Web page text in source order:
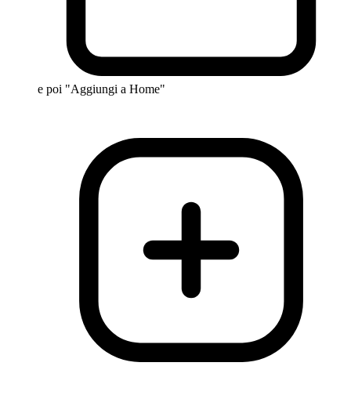
e poi "Aggiungi a Home"